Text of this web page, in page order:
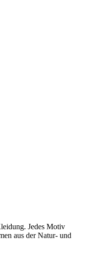
Jedes Motiv
aus der Natur- und